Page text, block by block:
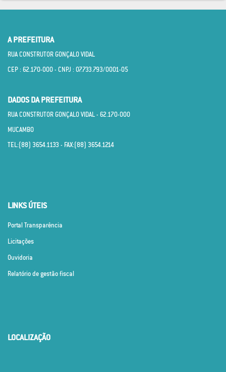
A PREFEITURA
RUA CONSTRUTOR GONÇALO VIDAL
CEP : 62.170­-000 - CNPJ : 07.733.793/0001­-05
DADOS DA PREFEITURA
RUA CONSTRUTOR GONÇALO VIDAL - 62.170­-000
MUCAMBO
TEL:(88) 3654.1133 - FAX:(88) 3654.1214
LINKS ÚTEIS
Portal Transparência
Licitações
Ouvidoria
Relatório de gestão fiscal
LOCALIZAÇÃO